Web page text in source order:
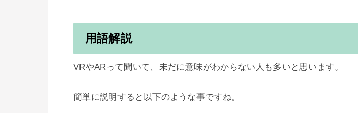
用語解説
VRやARって聞いて、未だに意味がわからない人も多いと思います。
簡単に説明すると以下のような事ですね。